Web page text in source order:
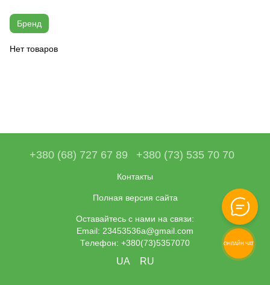
Бренд
Нет товаров
+380 (68) 727 67 89 +380 (73) 535 70 70
Контакты
Полная версия сайта
Оставайтесь с нами на связи:
Email: 23453536a@gmail.com
Телефон: +380(73)5357070
UA RU
ОНЛАЙН ЧАТ